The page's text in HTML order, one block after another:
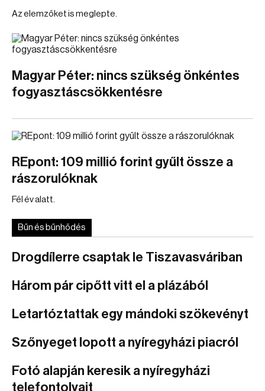
Az elemzőket is meglepte.
Magyar Péter: nincs szükség önkéntes
fogyasztáscsökkentésre
REpont: 109 millió forint gyűlt össze a
rászorulóknak
Fél év alatt.
Bűn és bűnhődés
Drogdílerre csaptak le Tiszavasváriban
Három pár cipőtt vitt el a plázából
Letartóztattak egy mándoki szökevényt
Szőnyeget lopott a nyíregyházi piacról
Fotó alapján keresik a nyíregyházi
telefontolvajt